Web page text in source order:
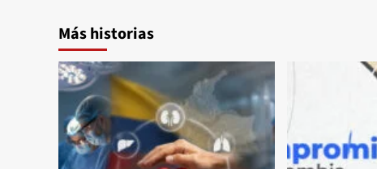
Más historias